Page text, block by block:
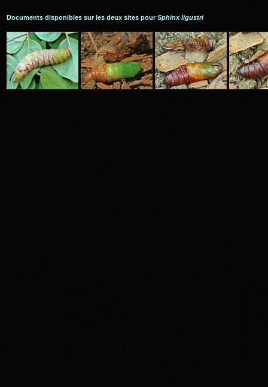
Documents disponibles sur les deux sites pourSphinx ligustri